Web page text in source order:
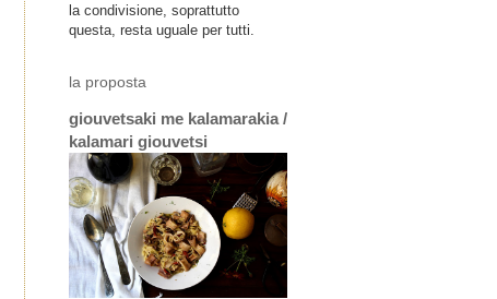
la condivisione, soprattutto
questa, resta uguale per tutti.
la proposta
giouvetsaki me kalamarakia /
kalamari giouvetsi